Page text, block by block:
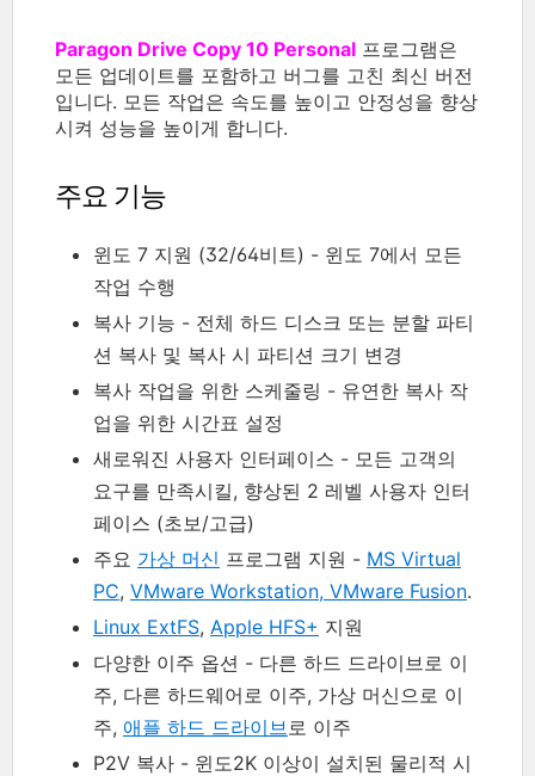
Paragon Drive Copy 10 Personal 프로그램은
모든 업데이트를 포함하고 버그를 고친 최신 버전
입니다. 모든 작업은 속도를 높이고 안정성을 향상
시켜 성능을 높이게 합니다.
주요 기능
윈도 7 지원 (32/64비트) - 윈도 7에서 모든
작업 수행
복사 기능 - 전체 하드 디스크 또는 분할 파티
션 복사 및 복사 시 파티션 크기 변경
복사 작업을 위한 스케줄링 - 유연한 복사 작
업을 위한 시간표 설정
새로워진 사용자 인터페이스 - 모든 고객의
요구를 만족시킬, 향상된 2 레벨 사용자 인터
페이스 (초보/고급)
주요 가상 머신 프로그램 지원 - MS Virtual
PC, VMware Workstation, VMware Fusion.
Linux ExtFS, Apple HFS+ 지원
다양한 이주 옵션 - 다른 하드 드라이브로 이
주, 다른 하드웨어로 이주, 가상 머신으로 이
주, 애플 하드 드라이브 로 이주
P2V 복사 - 윈도2K 이상이 설치된 물리적 시